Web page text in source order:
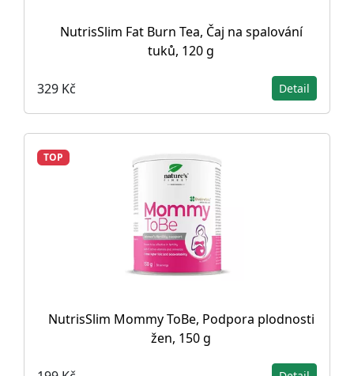
NutrisSlim Fat Burn Tea, Čaj na spalování
tuků, 120 g
329 Kč Detail
TOP
NutrisSlim Mommy ToBe, Podpora plodnosti
žen, 150 g